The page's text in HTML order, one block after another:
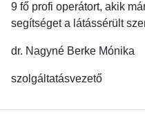
9 fő profi operátort, akik
segítséget a látássérült
dr. Nagyné Berke Mónika
szolgáltatásvezető